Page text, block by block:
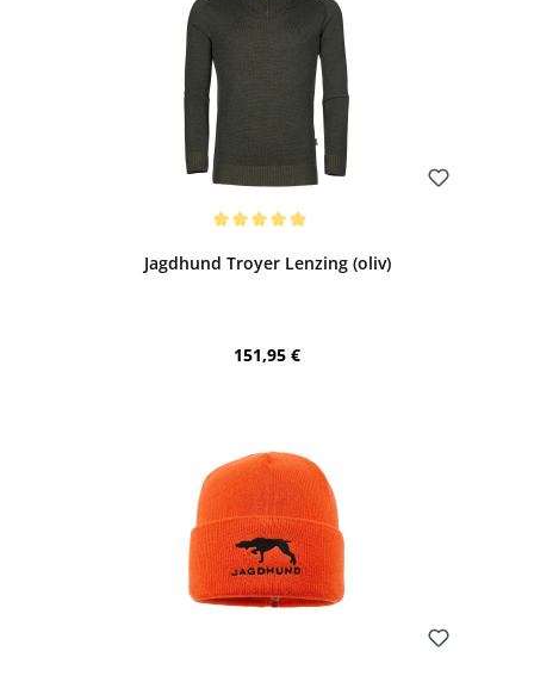
Jagdhund Troyer Lenzing (oliv)
Regulärer Preis:
151,95 €